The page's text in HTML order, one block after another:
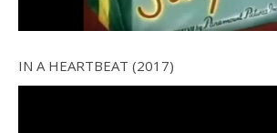
IN A HEARTBEAT (2017)